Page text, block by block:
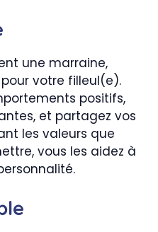
une marraine,
votre filleul(e).
positifs,
et partagez vos
les valeurs que
vous les aidez à